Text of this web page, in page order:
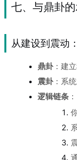
七、与鼎卦
从建设到震动：
鼎卦：建
震卦：系
逻辑链条：